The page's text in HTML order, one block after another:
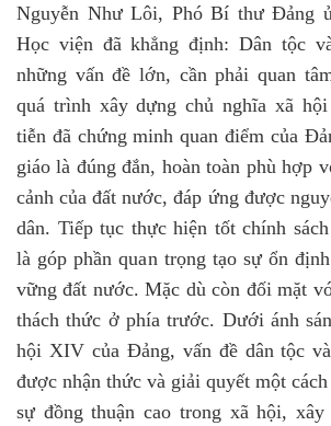
Nguyễn Như Lôi, Phó Bí thư Đảng
Học viện đã khẳng định: Dân tộc
những vấn đề lớn, cần phải quan
quá trình xây dựng chủ nghĩa xã
tiễn đã chứng minh quan điểm của
giáo là đúng đắn, hoàn toàn phù hợp
cảnh của đất nước, đáp ứng được
dân. Tiếp tục thực hiện tốt chính
là góp phần quan trọng tạo sự ổn
vững đất nước. Mặc dù còn đối mặt
thách thức ở phía trước. Dưới ánh
hội XIV của Đảng, vấn đề dân tộc
được nhận thức và giải quyết một
sự đồng thuận cao trong xã hội,